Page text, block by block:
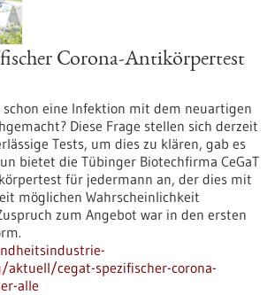
Corona-Antikörpertest
schon eine Infektion mit dem neuartigen
Diese Frage stellen sich derzeit
Tests, um dies zu klären, gab es
bietet die Tübinger Biotechfirma CeGaT
für jedermann an, der dies mit
möglichen Wahrscheinlichkeit
zum Angebot war in den ersten
cegat-spezifischer-corona-
alle